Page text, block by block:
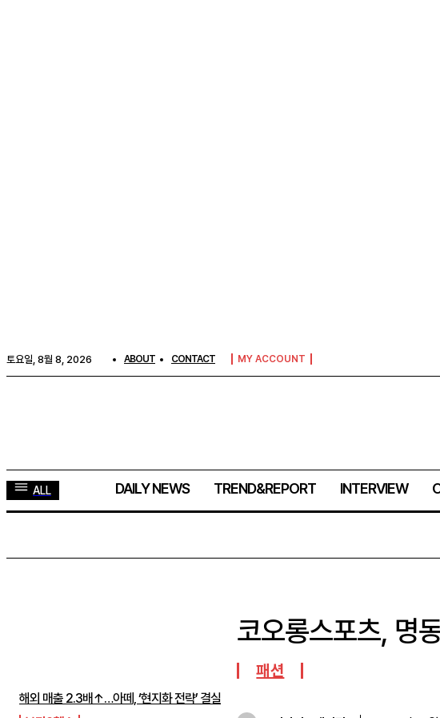
토요일, 8월 8, 2026 ABOUT CONTACT MY ACCOUNT
ALL DAILY NEWS TREND&REPORT INTERVIEW
해외 매출 2.3배↑…아떼, ‘현지화 전략’ 결실
코오롱스포츠, 명
패션